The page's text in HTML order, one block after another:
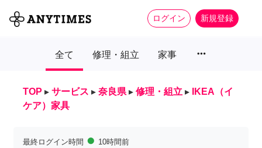
ログイン 新規登録
全て 修理・組立 家事 more_horiz
TOP ▸ サービス ▸ 奈良県 ▸ 修理・組立 ▸
IKEA（イ
ケア）家具
最終ログイン時間 fiber_manual_record 10時間前